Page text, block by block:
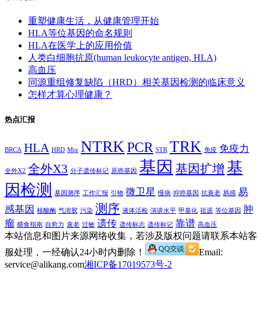
重塑健康生活，从健康管理开始
HLA等位基因的命名规则
HLA在医学上的应用价值
人类白细胞抗原(human leukocyte antigen, HLA)
高血压
同源重组修复缺陷（HRD）相关基因检测的临床意义
怎样才算心理健康？
热点汇报
BRCA HLA HRD Mix NTRK PCR STR TRK 免疫 免疫力
全外X2 全外X3 分子遗传标记 原癌基因 基因 基因扩增 基
因检测
基因测序 工作汇报 引物 微卫星 慢病 抑癌基因 抗衰老 易感 易
感基因
核酸酶 气溶胶 污染 测序 液体活检 演讲水平 甲基化 祖源 等位基因
肿
瘤 膳食指南 自愈力 衰老 过敏 遗传 遗传标志 遗传标记 靠谱 高血压
本站信息和图片来源网络收集，若涉及版权问题请联系本站客
服处理，一经确认24小时内删除！
Email:
service@alikang.com湘ICP备17019573号-2